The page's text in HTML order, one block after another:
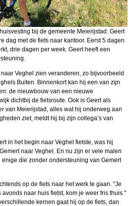
bij de gemeente Meierijstad. Geert
dag met de fiets naar kantoor. Eerst 5 dagen
drie dagen per week. Geert heeft een
Veghel zien veranderen, zo bijvoorbeeld
Buiten. Binnenkort kan hij een van zijn
de nieuwbouw van een nieuwe
dichtbij de fietsroute. Ook is Geert als
van Meierijstad, alles wat hij onderweg aan
ziet, meldt hij bij zijn collega’s van
in het begin naar Veghel fietste, was hij
naar Veghel. En nu zijn er vele malen
die zonder ondersteuning van Gemert
op de fiets naar het werk te gaan. "Je
avonds naar huis fietst, kom je weer fris thuis."
kernen gaat hij op de fiets, dan